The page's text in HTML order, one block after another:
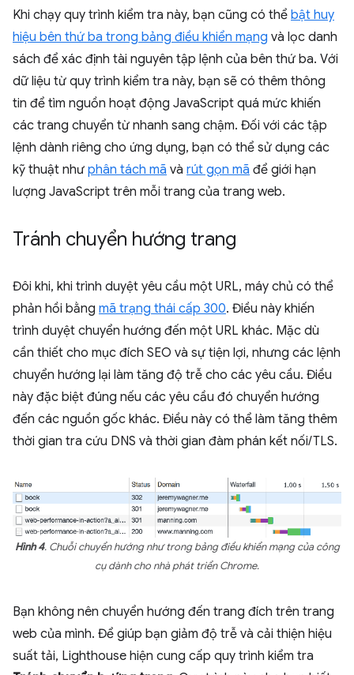
Khi chạy quy trình kiểm tra này, bạn cũng có thể bật huy
hiệu bên thứ ba trong bảng điều khiển mạng và lọc danh
sách để xác định tài nguyên tập lệnh của bên thứ ba. Với
dữ liệu từ quy trình kiểm tra này, bạn sẽ có thêm thông
tin để tìm nguồn hoạt động JavaScript quá mức khiến
các trang chuyển từ nhanh sang chậm. Đối với các tập
lệnh dành riêng cho ứng dụng, bạn có thể sử dụng các
kỹ thuật như phân tách mã và rút gọn mã để giới hạn
lượng JavaScript trên mỗi trang của trang web.
Tránh chuyển hướng trang
Đôi khi, khi trình duyệt yêu cầu một URL, máy chủ có thể
phản hồi bằng mã trạng thái cấp 300. Điều này khiến
trình duyệt chuyển hướng đến một URL khác. Mặc dù
cần thiết cho mục đích SEO và sự tiện lợi, nhưng các lệnh
chuyển hướng lại làm tăng độ trễ cho các yêu cầu. Điều
này đặc biệt đúng nếu các yêu cầu đó chuyển hướng
đến các nguồn gốc khác. Điều này có thể làm tăng thêm
thời gian tra cứu DNS và thời gian đàm phán kết nối/TLS.
Hình 4. Chuỗi chuyển hướng như trong bảng điều khiển mạng của công
cụ dành cho nhà phát triển Chrome.
Bạn không nên chuyển hướng đến trang đích trên trang
web của mình. Để giúp bạn giảm độ trễ và cải thiện hiệu
suất tải, Lighthouse hiện cung cấp quy trình kiểm tra